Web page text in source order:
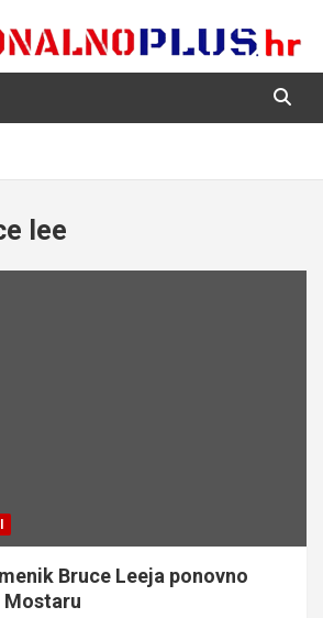
lee
Bruce Leeja ponovno
Mostaru